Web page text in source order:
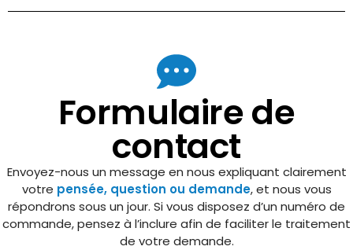
Formulaire de
contact
Envoyez-nous un message en nous expliquant clairement
votre pensée, question ou demande, et nous vous
répondrons sous un jour. Si vous disposez d’un numéro de
commande, pensez à l’inclure afin de faciliter le traitement
de votre demande.